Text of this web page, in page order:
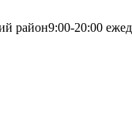
район9:00-20:00